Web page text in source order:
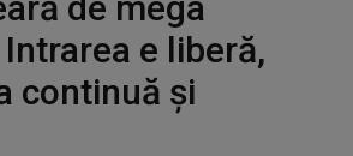
e liberă,
continuă și